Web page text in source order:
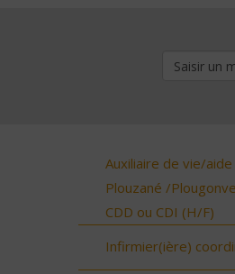
Auxiliaire de vie/
Plouzané /
CDD ou CDI (H/F)
Infirmier(ière)